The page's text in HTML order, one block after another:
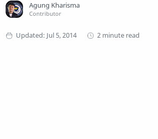
2 minute read